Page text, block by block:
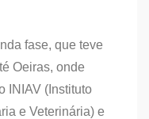
fase, que teve
Oeiras, onde
INIAV (Instituto
e Veterinária) e